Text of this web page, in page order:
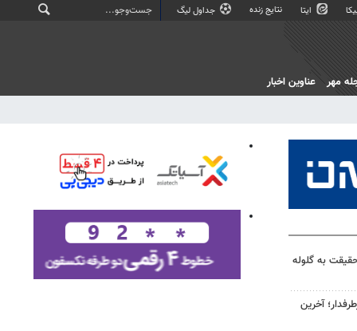
ایتا نتایج زنده جداول لیگ
مهر عناوین اخبار
به گلوله
آخرین